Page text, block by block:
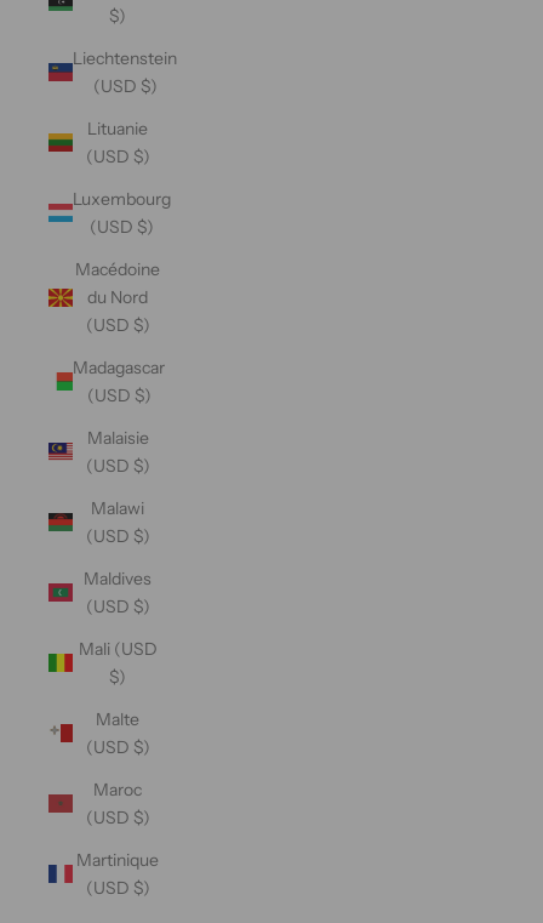
$)
Liechtenstein
(USD $)
Lituanie
(USD $)
Luxembourg
(USD $)
Macédoine
du Nord
(USD $)
Madagascar
(USD $)
Malaisie
(USD $)
Malawi
(USD $)
Maldives
(USD $)
Mali (USD
$)
Malte
(USD $)
Maroc
(USD $)
Martinique
(USD $)